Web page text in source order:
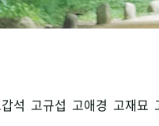
석 고규섭 고애경 고재묘